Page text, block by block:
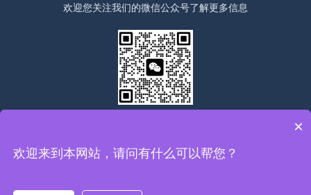
欢迎您关注我们的微信公众号了解更多信息
×
欢迎来到本网站，请问有什么可以帮您？